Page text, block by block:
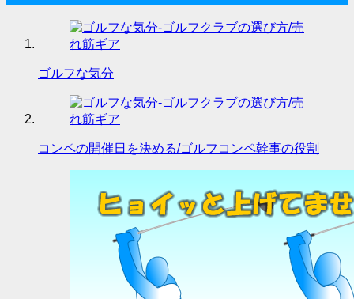
ゴルフな気分
コンペの開催日を決める/ゴルフコンペ幹事の役割